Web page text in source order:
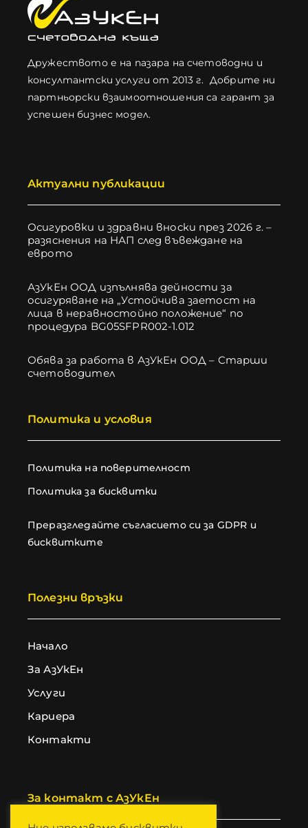
Дружеството е на пазара на счетоводни и
консултантски услуги от 2013 г. Добрите ни
партньорски взаимоотношения са гарант за
успешен бизнес модел.
Актуални публикации
Осигуровки и здравни вноски през 2026 г. –
разяснения на НАП след въвеждане на
еврото
АзУкЕн ООД изпълнява дейности за
осигуряване на „Устойчива заетост на
лица в неравностойно положение“ по
процедура BG05SFPR002-1.012
Обява за работа в АзУкЕн ООД – Старши
счетоводител
Политика и условия
Политика на поверителност
Политика за бисквитки
Преразгледайте съгласието си за GDPR и
бисквитките
Полезни връзки
Начало
За АзУкЕн
Услуги
Кариера
Контакти
За контакт с АзУкЕн